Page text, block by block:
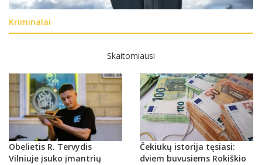
Kriminalai
Skaitomiausi
Obelietis R. Tervydis
Vilniuje įsuko įmantrių
Čekiukų istorija tęsiasi:
dviem buvusiems Rokiškio